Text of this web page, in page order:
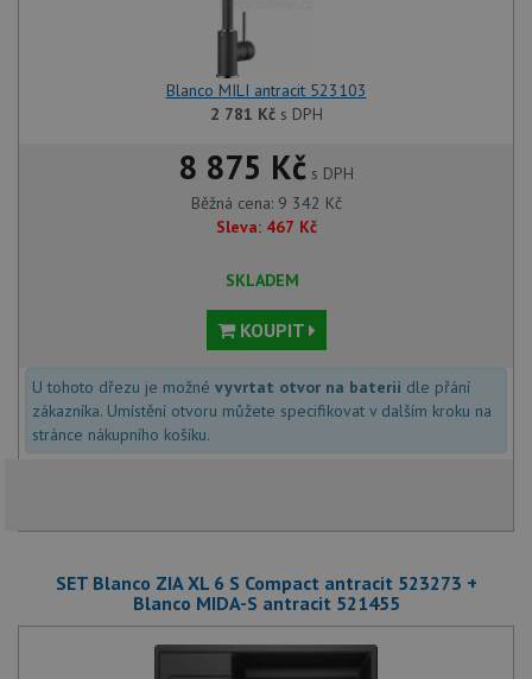
Blanco MILI antracit 523103
2 781 Kčs DPH
8 875 Kč s DPH
Běžná cena: 9 342 Kč
Sleva: 467 Kč
SKLADEM
KOUPIT
U tohoto dřezu je možné vyvrtat otvor na baterii dle přání
zákazníka. Umístění otvoru můžete specifikovat v dalším kroku na
stránce nákupního košíku.
SET Blanco ZIA XL 6 S Compact antracit 523273 +
Blanco MIDA-S antracit 521455